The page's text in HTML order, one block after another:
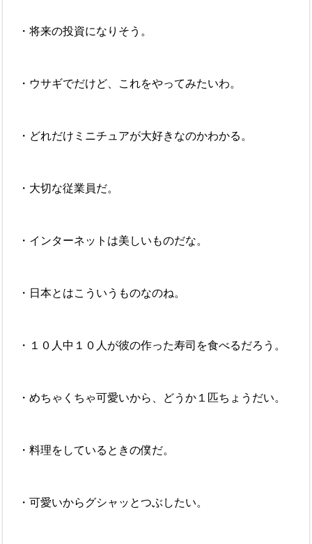
・将来の投資になりそう。
・ウサギでだけど、これをやってみたいわ。
・どれだけミニチュアが大好きなのかわかる。
・大切な従業員だ。
・インターネットは美しいものだな。
・日本とはこういうものなのね。
・１０人中１０人が彼の作った寿司を食べるだろう。
・めちゃくちゃ可愛いから、どうか１匹ちょうだい。
・料理をしているときの僕だ。
・可愛いからグシャッとつぶしたい。